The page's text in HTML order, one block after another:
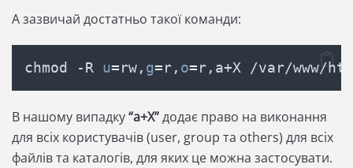
А зазвичай достатньо такої команди:
chmod -R u=rw, g=r, o=r,a+X /var/www/
В нашому випадку“a+X”додає право на виконання
для всіх користувачів (user, group та others) для всіх
файлів та каталогів, для яких це можна застосувати.